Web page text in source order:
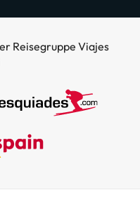
Reisegruppe Viajes